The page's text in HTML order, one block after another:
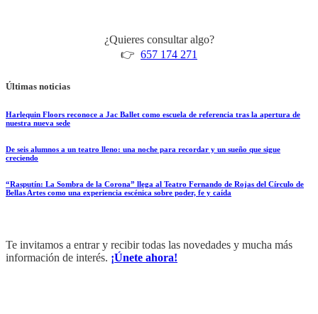
¿Quieres consultar algo?
👉 657 174 271
Últimas noticias
Harlequin Floors reconoce a Jac Ballet como escuela de referencia tras la apertura de
nuestra nueva sede
De seis alumnos a un teatro lleno: una noche para recordar y un sueño que sigue
creciendo
“Rasputín: La Sombra de la Corona” llega al Teatro Fernando de Rojas del Círculo de
Bellas Artes como una experiencia escénica sobre poder, fe y caída
Te invitamos a entrar y recibir todas las novedades y mucha más
información de interés. ¡Únete ahora!